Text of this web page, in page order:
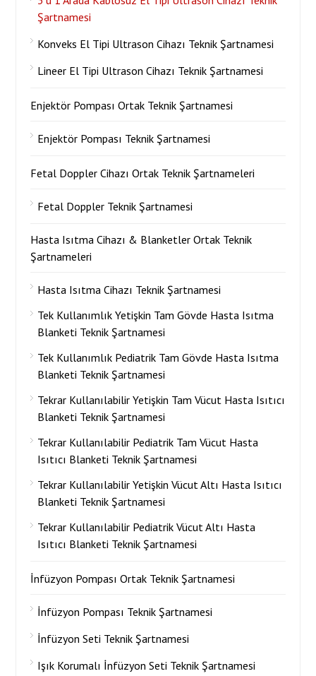
Şartnamesi
Konveks El Tipi Ultrason Cihazı Teknik Şartnamesi
Lineer El Tipi Ultrason Cihazı Teknik Şartnamesi
Enjektör Pompası Ortak Teknik Şartnamesi
Enjektör Pompası Teknik Şartnamesi
Fetal Doppler Cihazı Ortak Teknik Şartnameleri
Fetal Doppler Teknik Şartnamesi
Hasta Isıtma Cihazı & Blanketler Ortak Teknik
Şartnameleri
Hasta Isıtma Cihazı Teknik Şartnamesi
Tek Kullanımlık Yetişkin Tam Gövde Hasta Isıtma
Blanketi Teknik Şartnamesi
Tek Kullanımlık Pediatrik Tam Gövde Hasta Isıtma
Blanketi Teknik Şartnamesi
Tekrar Kullanılabilir Yetişkin Tam Vücut Hasta Isıtıcı
Blanketi Teknik Şartnamesi
Tekrar Kullanılabilir Pediatrik Tam Vücut Hasta
Isıtıcı Blanketi Teknik Şartnamesi
Tekrar Kullanılabilir Yetişkin Vücut Altı Hasta Isıtıcı
Blanketi Teknik Şartnamesi
Tekrar Kullanılabilir Pediatrik Vücut Altı Hasta
Isıtıcı Blanketi Teknik Şartnamesi
İnfüzyon Pompası Ortak Teknik Şartnamesi
İnfüzyon Pompası Teknik Şartnamesi
İnfüzyon Seti Teknik Şartnamesi
Işık Korumalı İnfüzyon Seti Teknik Şartnamesi